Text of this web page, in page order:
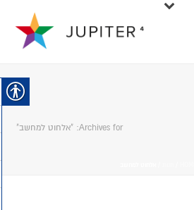
Archives for: "אלחוט למחשב"